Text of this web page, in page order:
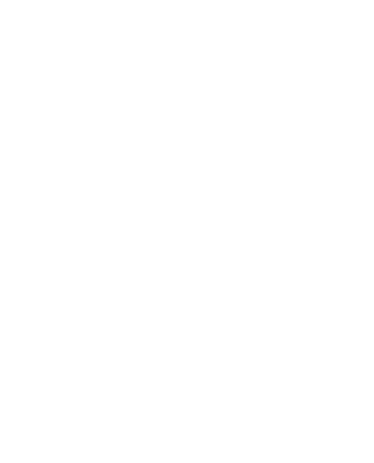
to browse this website, you accept that cookies
our